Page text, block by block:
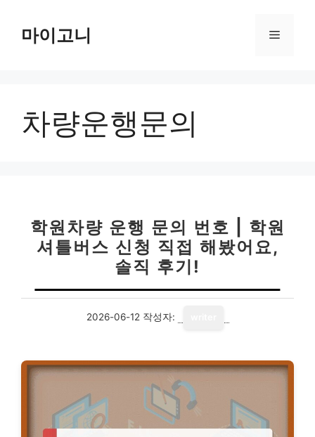
마이고니 메
차량운행문의
학원차량 운행 문의 번호 | 학원
셔틀버스 신청 직접 해봤어요,
솔직 후기!
2026-06-12 작성자: